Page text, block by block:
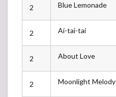
2 Blue Lemonade
2 Ai-tai-tai
2 About Love
2 Moonlight Melody